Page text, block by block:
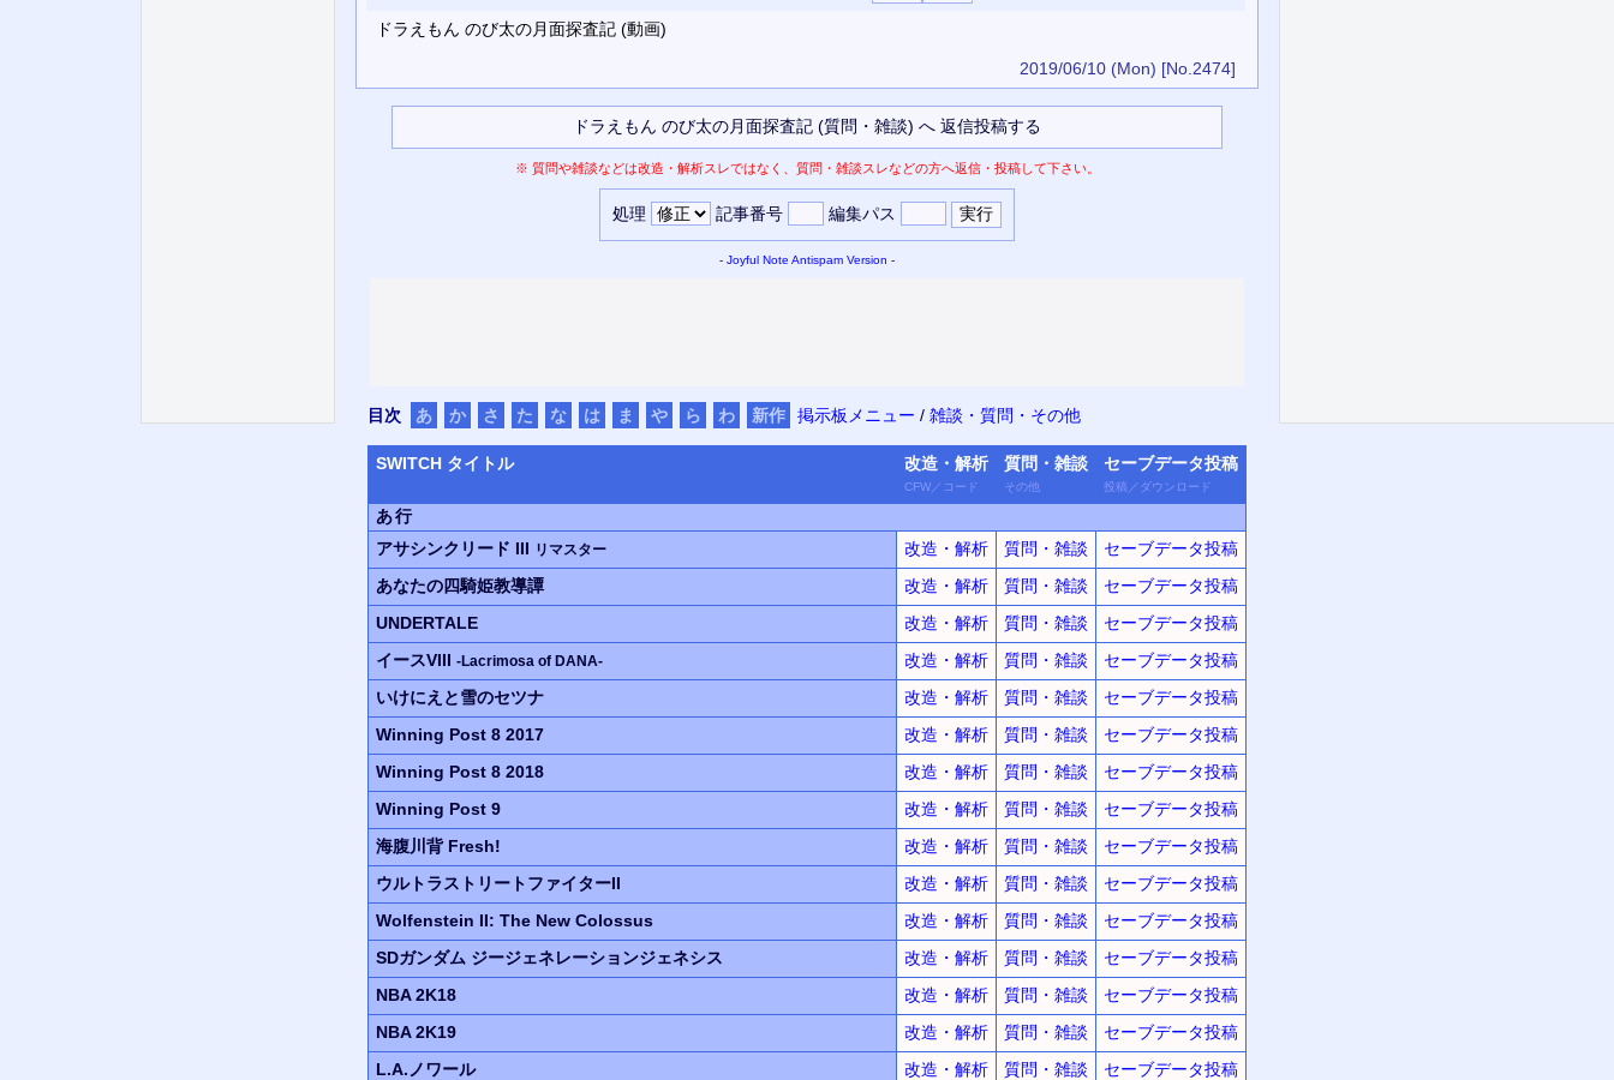
ドラえもん のび太の月面探査記 (動画)
2019/06/10 (Mon) [No.2474]
※ 質問や雑談などは改造・解析スレではなく、質問・雑談スレなどの方へ返信・投稿して下さい。
処理 記事番号 編集パス
- Joyful Note Antispam Version -
目次 あ か さ た な は ま や ら わ 新作 掲示板メニュー / 雑談・質問・その他
SWITCH タイトル 改造・ 解析
CFW ／ コード
質問・ 雑談
その他
セーブデータ投稿
投稿 ／ ダウン ロード
あ行
アサシンクリード III リマスター 改造・解析 質問・雑談
セーブデータ投稿
あなたの四騎姫教導譚
改造・解析 質問・雑談
セーブデータ投稿
UNDERTALE
改造・解析 質問・雑談
セーブデータ投稿
イースVIII -Lacrimosa of DANA- 改造・解析 質問・雑談
セーブデータ投稿
いけにえと雪のセツナ
改造・解析 質問・雑談
セーブデータ投稿
Winning Post 8 2017
改造・解析 質問・雑談
セーブデータ投稿
Winning Post 8 2018
改造・解析 質問・雑談
セーブデータ投稿
Winning Post 9
改造・解析 質問・雑談
セーブデータ投稿
海腹川背 Fresh!
改造・解析 質問・雑談
セーブデータ投稿
ウルトラ ストリートファイターII 改造・解析 質問・雑談
セーブデータ投稿
Wolfenstein II: The New Colossus 改造・解析 質問・雑談
セーブデータ投稿
SDガンダム ジージェネレーションジェネシス 改造・解析 質問・雑談
セーブデータ投稿
NBA 2K18
改造・解析 質問・雑談
セーブデータ投稿
NBA 2K19
改造・解析 質問・雑談
セーブデータ投稿
L.A. ノワール 改造・解析 質問・雑談
セーブデータ投稿